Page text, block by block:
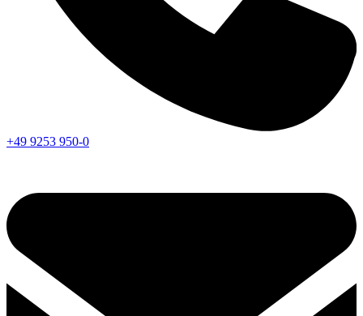
+49 9253 950-0